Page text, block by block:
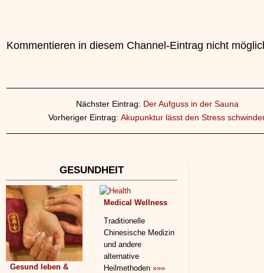
Kommentieren in diesem Channel-Eintrag nicht
Nächster Eintrag: Der Aufguss in der Sauna
Vorheriger Eintrag: Akupunktur lässt den Stress
GESUNDHEIT
Gesund leben &
Medical Wellness
Traditionelle
Chinesische Medizin
und andere
alternative
Heilmethoden »»»